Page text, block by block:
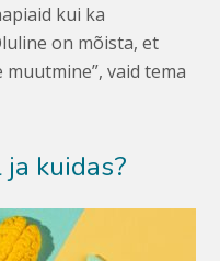
kui ka
on mõista, et
muutmine”, vaid tema
kuidas?